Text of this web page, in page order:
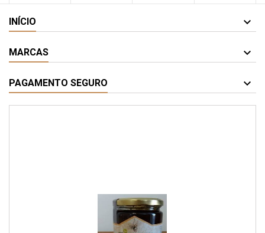
INÍCIO
MARCAS
PAGAMENTO SEGURO